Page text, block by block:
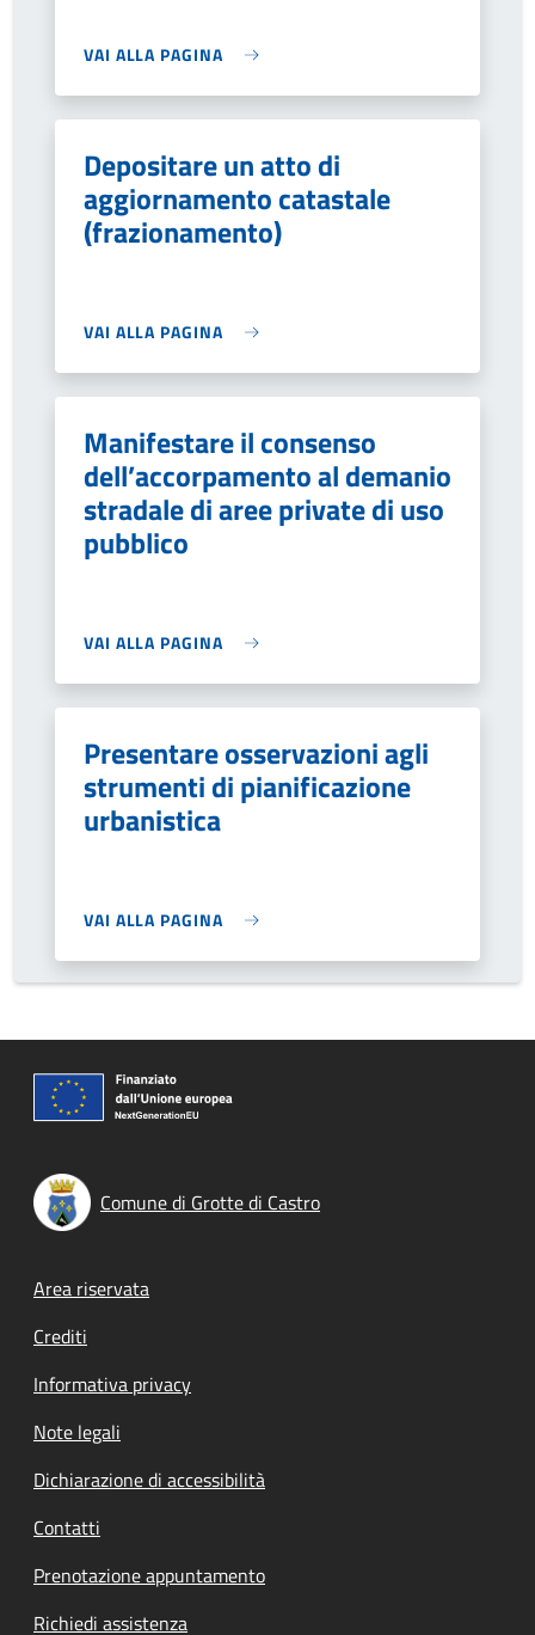
VAI ALLA PAGINA
Depositare un atto di
aggiornamento catastale
(frazionamento)
VAI ALLA PAGINA
Manifestare il consenso
dell’accorpamento al demanio
stradale di aree private di uso
pubblico
VAI ALLA PAGINA
Presentare osservazioni agli
strumenti di pianificazione
urbanistica
VAI ALLA PAGINA
Comune di Grotte di Castro
Footer menu
Area riservata
Crediti
Informativa privacy
Note legali
Dichiarazione di accessibilità
Contatti
Prenotazione appuntamento
Richiedi assistenza